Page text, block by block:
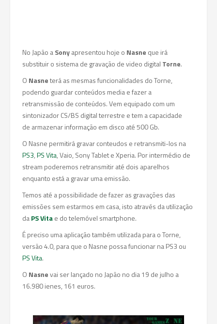
No Japão aSonyapresentou hoje o Nasne que irá
substituir o sistema de gravação de video digital Torne.
O Nasneterá as mesmas funcionalidades do Torne,
podendo guardar conteúdos media e fazer a
retransmissão de conteúdos. Vem equipado com um
sintonizador CS/BS digital terrestre e tem a capacidade
de armazenar informação em disco até 500 Gb.
O Nasne permitirá gravar conteudos e retransmiti-los na
PS3,PS Vita, Vaio, Sony Tablet e Xperia. Por intermédio de
stream poderemos retransmitir até dois aparelhos
enquanto está a gravar uma emissão.
Temos até a possibilidade de fazer as gravações das
emissões sem estarmos em casa, isto através da utilização
daPS Vitae do telemóvel smartphone.
É preciso uma aplicação também utilizada para o Torne,
versão 4.0, para que o Nasne possa funcionar na PS3 ou
PS Vita.
O Nasnevai ser lançado no Japão no dia 19 de julho a
16.980 ienes, 161 euros.